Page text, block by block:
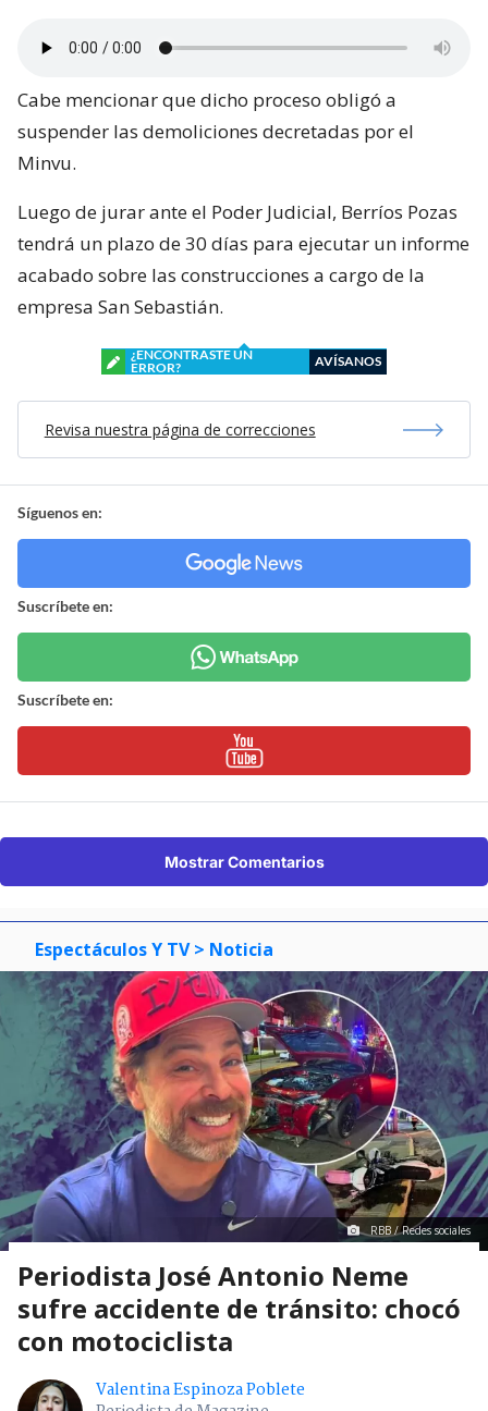
Cabe mencionar que dicho proceso obligó a
suspender las demoliciones decretadas por el
Minvu.
Luego de jurar ante el Poder Judicial, Berríos Pozas
tendrá un plazo de 30 días para ejecutar un informe
acabado sobre las construcciones a cargo de la
empresa San Sebastián.
¿ENCONTRASTE UN
ERROR?
AVÍSANOS
Revisa nuestra página de correcciones
Síguenos en:
Suscríbete en:
Suscríbete en:
Mostrar Comentarios
Espectáculos Y TV > Noticia
RBB / Redes sociales
Periodista José Antonio Neme
sufre accidente de tránsito: chocó
con motociclista
Valentina Espinoza Poblete